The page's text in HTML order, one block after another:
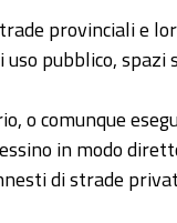
provinciali e
pubblico,
o comunque
in modo
di strade